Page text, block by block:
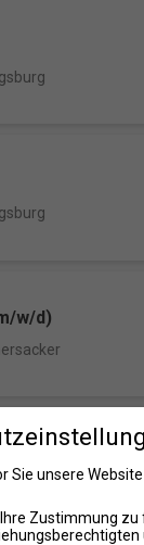
w/d)
Sie unsere
Zustimmung